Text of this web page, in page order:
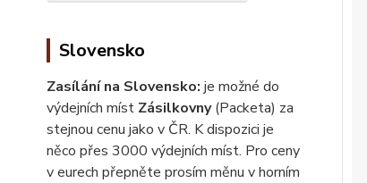
Slovensko
Zasílání na Slovensko: je možné do
výdejních míst Zásilkovny(Packeta) za
stejnou cenu jako v ČR. K dispozici je
něco přes 3000 výdejních míst. Pro ceny
v eurech přepněte prosím měnu v horním